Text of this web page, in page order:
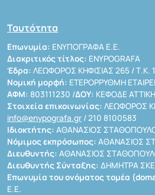
Ταυτότητα
Επωνυμία: ΕΝΥΠΟΓΡΑΦΑ Ε.Ε.
Διακριτικός τίτλος: ENYPOGRAFA
Έδρα: ΛΕΩΦΟΡΟΣ ΚΗΦΙΣΙΑΣ 265 / Τ.Κ.
Νομική μορφή: ΕΤΕΡΟΡΡΥΘΜΗ
ΑΦΜ: 803111230 /ΔΟΥ: ΚΕΦΟΔΕ
Στοιχεία επικοινωνίας: ΛΕΩΦΟΡΟΣ
info@enypografa.gr / 210 8100583
Ιδιοκτήτης: ΑΘΑΝΑΣΙΟΣ
Νόμιμος εκπρόσωπος: ΑΘΑΝΑΣΙΟΣ
Διευθυντής: ΑΘΑΝΑΣΙΟΣ
Διευθυντής Σύνταξης: ΔΗΜΗΤΡΑ
Επωνυμία του ονόματος τομέα
Ε.Ε.